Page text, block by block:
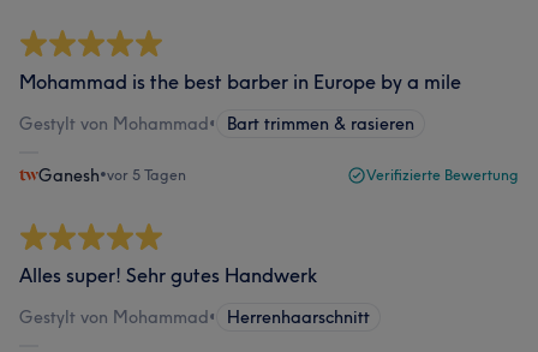
Mohammad is the best barber in Europe by a mile
Gestylt von Mohammad• Bart trimmen & rasieren
Ganesh•vor 5 Tagen Verifizierte Bewertung
Alles super! Sehr gutes Handwerk
Gestylt von Mohammad• Herrenhaarschnitt